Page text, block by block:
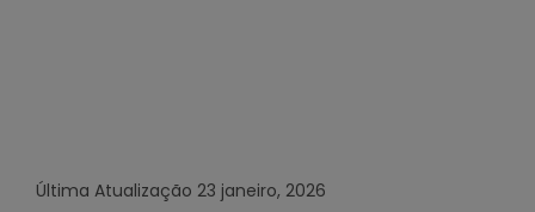
Última Atualização 23 janeiro, 2026